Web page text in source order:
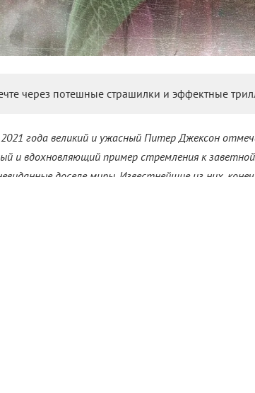
через потешные страшилки и эффектные
года великий и ужасный Питер Джексон
и вдохновляющий пример стремления к
доселе миры. Известнейшие из них,